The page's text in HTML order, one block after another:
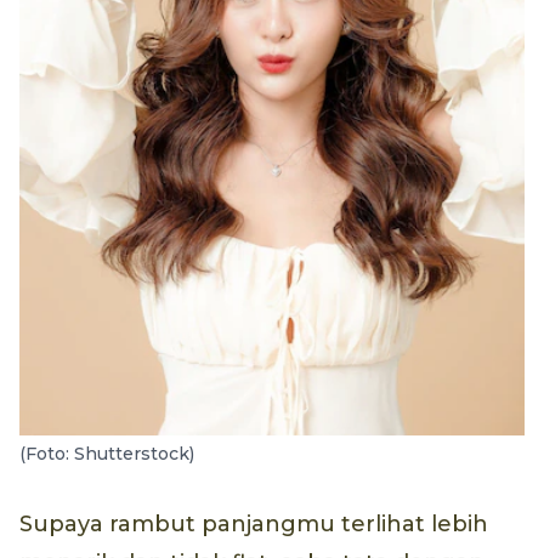
(Foto: Shutterstock)
Supaya rambut panjangmu terlihat lebih